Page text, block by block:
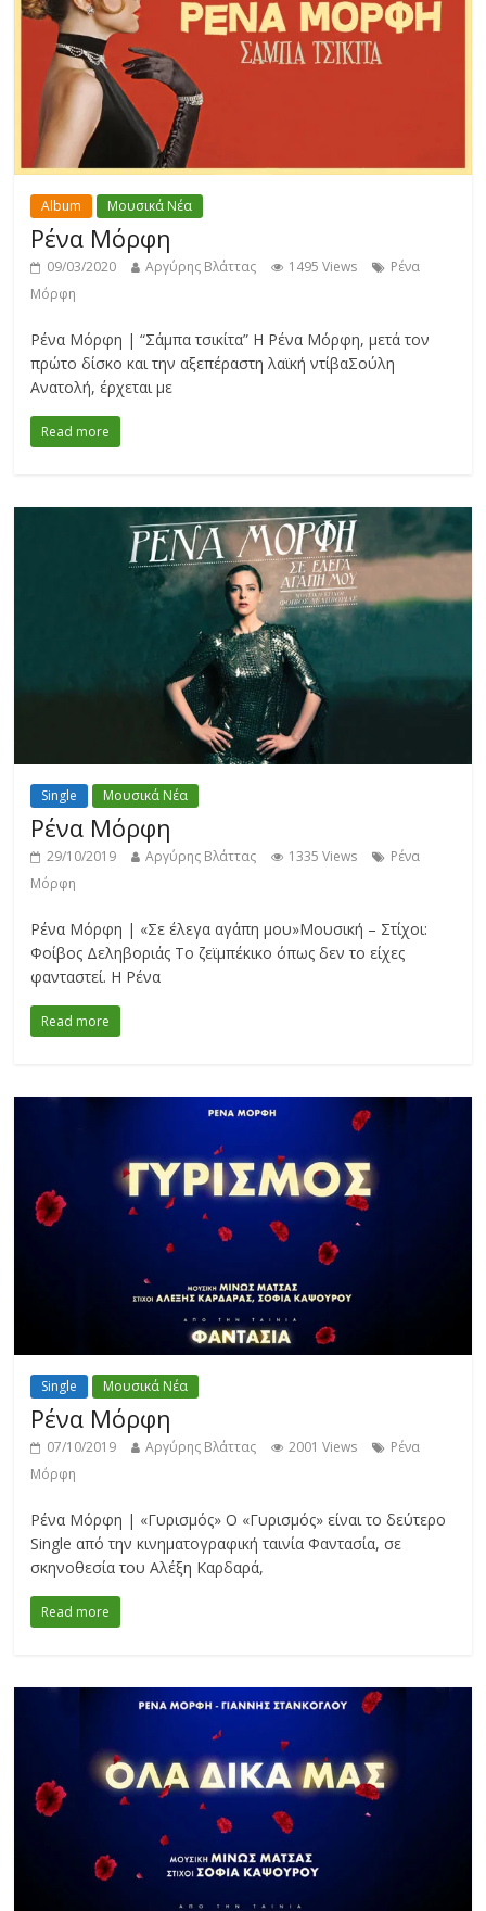
Album Μουσικά Νέα
Ρένα Μόρφη
09/03/2020 Αργύρης Βλάττας 1495 Views
Ρένα
Μόρφη
Ρένα Μόρφη | “Σάμπα τσικίτα” Η Ρένα Μόρφη, μετά τον
πρώτο δίσκο και την αξεπέραστη λαϊκή ντίβαΣούλη
Ανατολή, έρχεται με
Read more
Single Μουσικά Νέα
Ρένα Μόρφη
29/10/2019 Αργύρης Βλάττας 1335 Views
Ρένα
Μόρφη
Ρένα Μόρφη | «Σε έλεγα αγάπη μου»Μουσική – Στίχοι:
Φοίβος Δεληβοριάς Το ζεϊμπέκικο όπως δεν το είχες
φανταστεί. Η Ρένα
Read more
Single Μουσικά Νέα
Ρένα Μόρφη
07/10/2019 Αργύρης Βλάττας 2001 Views
Ρένα
Μόρφη
Ρένα Μόρφη | «Γυρισμός» Ο «Γυρισμός» είναι το δεύτερο
Single από την κινηματογραφική ταινία Φαντασία, σε
σκηνοθεσία του Αλέξη Καρδαρά,
Read more